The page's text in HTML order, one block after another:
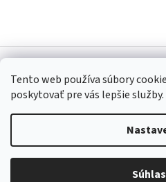
Tento web používa súbory
poskytovať pre vás lepšie služby.